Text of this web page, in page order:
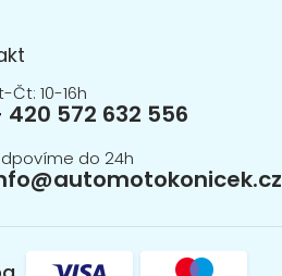
@automotokonicek.cz
420 572 632 556